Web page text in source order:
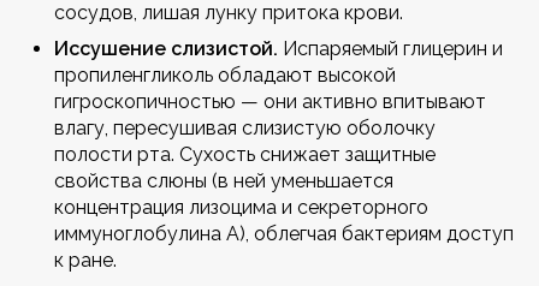
сосудов, лишая лунку притока крови.
Иссушение слизистой. Испаряемый глицерин и
пропиленгликоль обладают высокой
гигроскопичностью — они активно впитывают
влагу, пересушивая слизистую оболочку
полости рта. Сухость снижает защитные
свойства слюны (в ней уменьшается
концентрация лизоцима и секреторного
иммуноглобулина А), облегчая бактериям доступ
к ране.